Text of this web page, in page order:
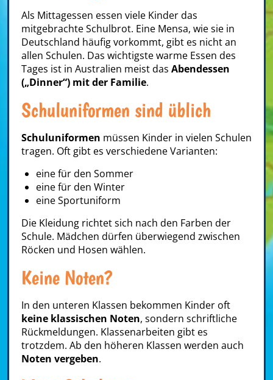
Als Mittagessen essen viele Kinder das
mitgebrachte Schulbrot. Eine Mensa, wie sie in
Deutschland häufig vorkommt, gibt es nicht an
allen Schulen. Das wichtigste warme Essen des
Tages ist in Australien meist das Abendessen
(„Dinner“) mit der Familie.
Schuluniformen sind üblich
Schuluniformen müssen Kinder in vielen Schulen
tragen. Oft gibt es verschiedene Varianten:
eine für den Sommer
eine für den Winter
eine Sportuniform
Die Kleidung richtet sich nach den Farben der
Schule. Mädchen dürfen überwiegend zwischen
Röcken und Hosen wählen.
Keine Noten?
In den unteren Klassen bekommen Kinder oft
keine klassischen Noten, sondern schriftliche
Rückmeldungen. Klassenarbeiten gibt es
trotzdem. Ab den höheren Klassen werden auch
Noten vergeben.